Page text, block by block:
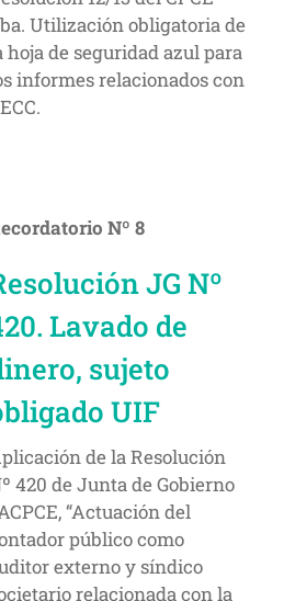
Utilización obligatoria de
hoja de seguridad azul para
informes relacionados con
Nº 8
JG Nº
Lavado de
sujeto
UIF
de la Resolución
420 de Junta de Gobierno
“Actuación del
público como
externo y síndico
relacionada con la